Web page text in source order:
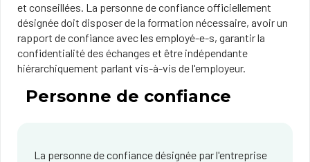
et conseillées. La personne de confiance officiellement
désignée doit disposer de la formation nécessaire, avoir un
rapport de confiance avec les employé-e-s, garantir la
confidentialité des échanges et être indépendante
hiérarchiquement parlant vis-à-vis de l'employeur.
Personne de confiance
La personne de confiance désignée par l'entreprise